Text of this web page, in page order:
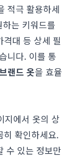
적극 활용하세
는 키워드를
대 등 상세 필
니다. 이를 통
랜드 옷을 효율
지에서 옷의 상
히 확인하세요.
수 있는 정보만